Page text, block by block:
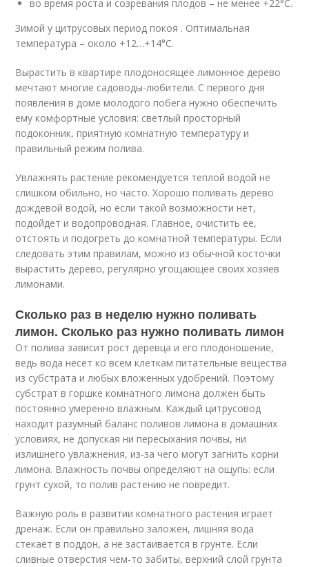
во время роста и созревания плодов – не менее +22°C.
Зимой у цитрусовых период покоя . Оптимальная
температура – около +12…+14°C.
Вырастить в квартире плодоносящее лимонное дерево
мечтают многие садоводы-любители. С первого дня
появления в доме молодого побега нужно обеспечить
ему комфортные условия: светлый просторный
подоконник, приятную комнатную температуру и
правильный режим полива.
Увлажнять растение рекомендуется теплой водой не
слишком обильно, но часто. Хорошо поливать дерево
дождевой водой, но если такой возможности нет,
подойдет и водопроводная. Главное, очистить ее,
отстоять и подогреть до комнатной температуры. Если
следовать этим правилам, можно из обычной косточки
вырастить дерево, регулярно угощающее своих хозяев
лимонами.
Сколько раз в неделю нужно поливать
лимон. Сколько раз нужно поливать лимон
От полива зависит рост деревца и его плодоношение,
ведь вода несет ко всем клеткам питательные вещества
из субстрата и любых вложенных удобрений. Поэтому
субстрат в горшке комнатного лимона должен быть
постоянно умеренно влажным. Каждый цитрусовод
находит разумный баланс поливов лимона в домашних
условиях, не допуская ни пересыхания почвы, ни
излишнего увлажнения, из-за чего могут загнить корни
лимона. Влажность почвы определяют на ощупь: если
грунт сухой, то полив растению не повредит.
Важную роль в развитии комнатного растения играет
дренаж. Если он правильно заложен, лишняя вода
стекает в поддон, а не застаивается в грунте. Если
сливные отверстия чем-то забиты, верхний слой грунта